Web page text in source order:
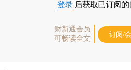
登录 后获取已订阅
财新通会员
可畅读全文
订阅/